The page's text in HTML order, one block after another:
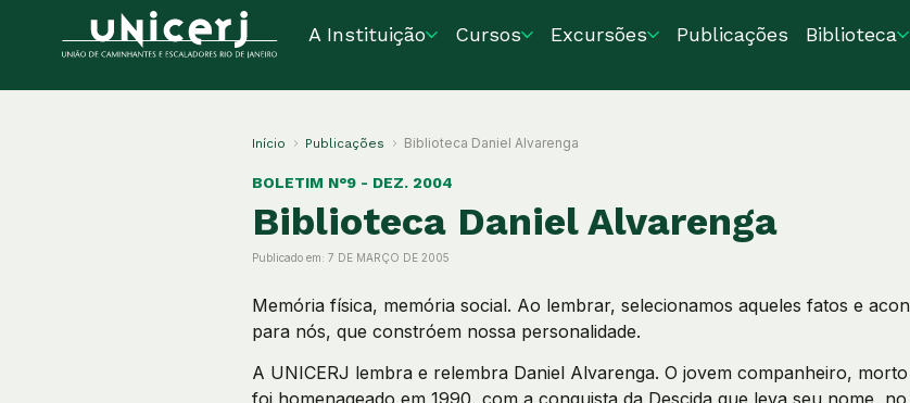
A Instituição Cursos Excursões Publicações Biblioteca
Início Publicações Biblioteca Daniel Alvarenga
BOLETIM N°9 - DEZ. 2004
Biblioteca Daniel Alvarenga
Publicado em: 7 DE MARÇO DE 2005
Memória física, memória social. Ao lembrar, selecionamos aqueles fatos e
para nós, que constróem nossa personalidade.
A UNICERJ lembra e relembra Daniel Alvarenga. O jovem companheiro,